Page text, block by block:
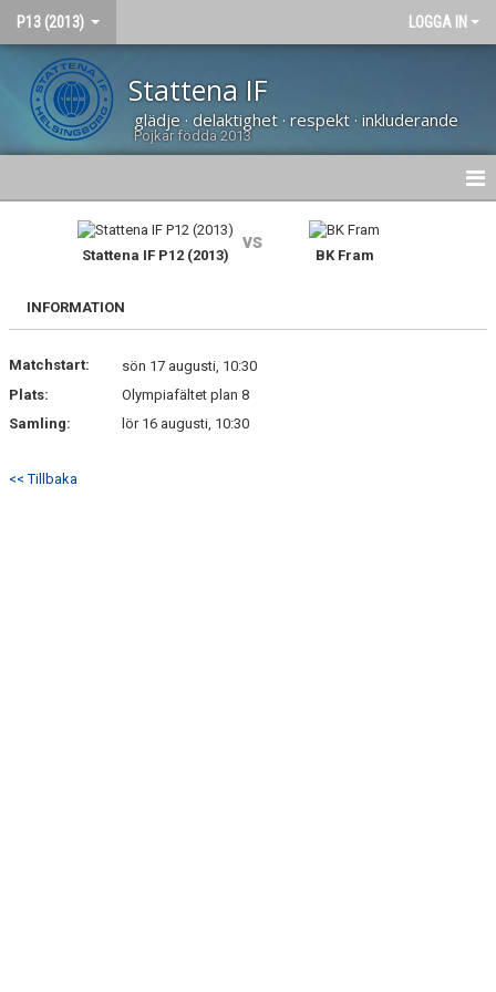
P13 (2013) LOGGA IN
Stattena IF
glädje · delaktighet · respekt · inkluderande
Pojkar födda 2013
DOKUMENT
BILDGALLERI
Stattena IF P12 (2013)
vs
BK Fram
INFORMATION
Matchstart:
sön 17 augusti, 10:30
Plats:
Olympiafältet plan 8
Samling:
lör 16 augusti, 10:30
<< Tillbaka